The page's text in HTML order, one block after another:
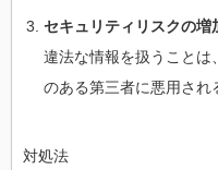
セキュリティリスクの増
違法な情報を扱うこと
のある第三者に悪用され
対処法